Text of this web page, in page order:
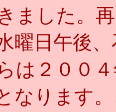
ました。
曜日午後、
は２００
なります